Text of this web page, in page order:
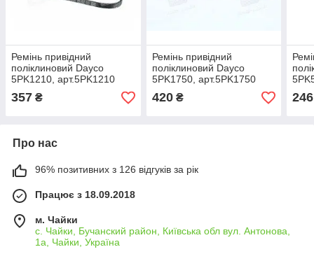
Ремінь привідний
поліклиновий Dayco
5PK1210, арт.5PK1210
357 ₴
Ремінь привідний
поліклиновий Dayco
5PK1750, арт.5PK1750
420₴ 246
Про нас
96% позитивних з 126 відгуків за рік
Працює з 18.09.2018
м. Чайки
с. Чайки, Бучанский район, Київська обл вул. Антонова,
1а, Чайки, Україна